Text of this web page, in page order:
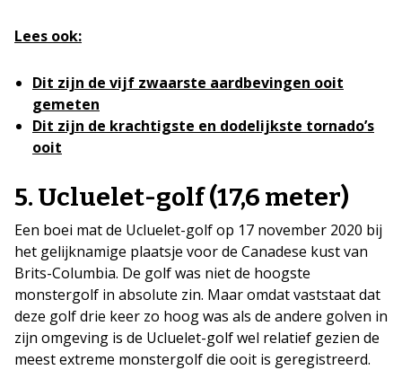
Lees ook:
Dit zijn de vijf zwaarste aardbevingen ooit
gemeten
Dit zijn de krachtigste en dodelijkste tornado’s
ooit
5. Ucluelet-golf (17,6 meter)
Een boei mat de Ucluelet-golf op 17 november 2020 bij
het gelijknamige plaatsje voor de Canadese kust van
Brits-Columbia. De golf was niet de hoogste
monstergolf in absolute zin. Maar omdat vaststaat dat
deze golf drie keer zo hoog was als de andere golven in
zijn omgeving is de Ucluelet-golf wel relatief gezien de
meest extreme monstergolf die ooit is geregistreerd.